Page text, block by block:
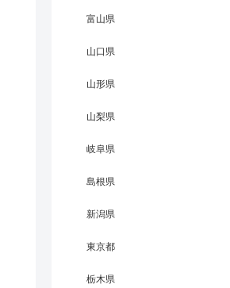
富山県
山口県
山形県
山梨県
岐阜県
島根県
新潟県
東京都
栃木県